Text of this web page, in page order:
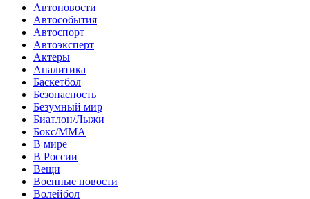
Автоновости
Автособытия
Автоспорт
Автоэксперт
Актеры
Аналитика
Баскетбол
Безопасность
Безумный мир
Биатлон/Лыжи
Бокс/MMA
В мире
В России
Вещи
Военные новости
Волейбол